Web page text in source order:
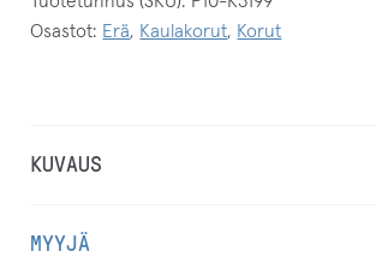
Osastot: Erä, Kaulakorut, Korut
KUVAUS
MYYJÄ